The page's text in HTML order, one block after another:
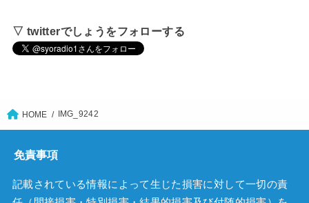
▽ twitterでしょうをフォローする
HOME IMG_9242
免責事項
記載されている情報によって生じた損害に対して一切の責